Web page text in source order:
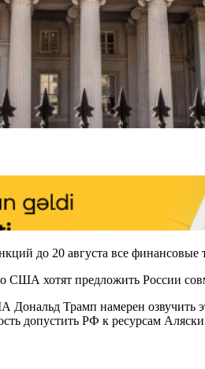
до 20 августа все финансовые
США хотят предложить России
Трамп намерен озвучить
допустить РФ к ресурсам